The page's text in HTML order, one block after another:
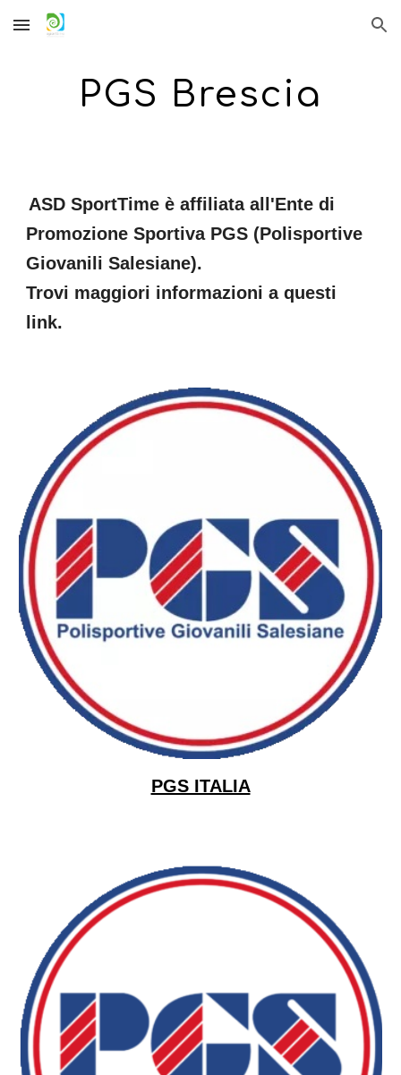
Skip to main content Skip to navigation
PGS Brescia
ASD SportTime è affiliata all'Ente di
Promozione Sportiva PGS (Polisportive
Giovanili Salesiane).
Trovi maggiori informazioni a questi
link.
PGS ITALIA